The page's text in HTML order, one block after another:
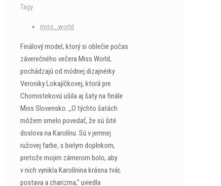
Tagy
miss_world
Finálový model, ktorý si oblečie počas
záverečného večera Miss World,
pochádzajú od módnej dizajnérky
Veroniky Lokajíčkovej, ktorá pre
Chomistekovú ušila aj šaty na finále
Miss Slovensko. ,,O týchto šatách
môžem smelo povedať, že sú šité
doslova na Karolínu. Sú v jemnej
ružovej farbe, s bielym doplnkom,
pretože mojim zámerom bolo, aby
v nich vynikla Karolínina krásna tvár,
postava a charizma,“ uviedla